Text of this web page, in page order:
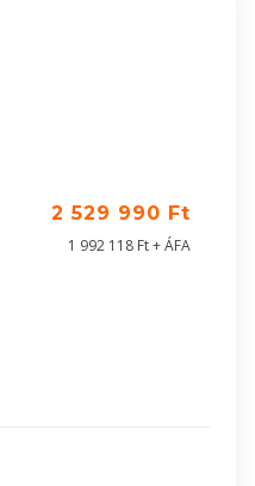
2 529 990 Ft
1 992 118 Ft + ÁFA